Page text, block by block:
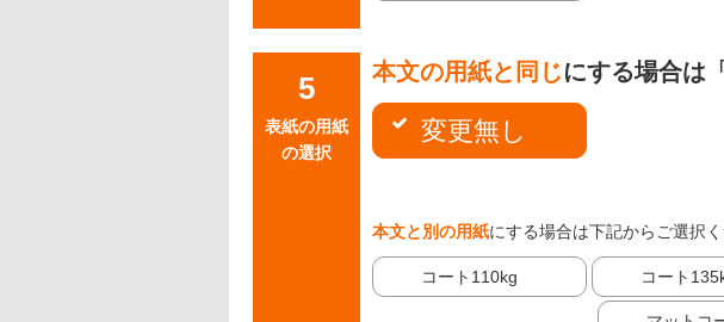
表紙の用紙
の選択
本文の用紙と同じにする場合は
変更無し
本文と別の用紙にする場合は下記からご選択
コート110kg コート